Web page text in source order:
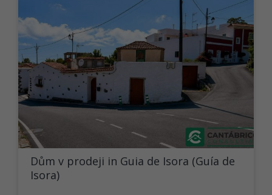
Dům v prodeji in Guia de Isora (Guía de
Isora)